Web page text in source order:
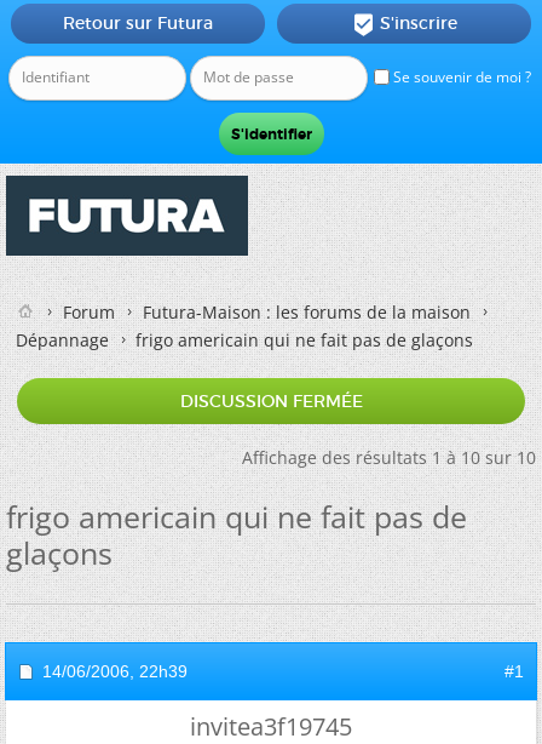
Se souvenir de moi ?
Retour sur Futura  S'inscrire
Forum
Futura-Maison : les forums de la maison
Dépannage
frigo americain qui ne fait pas de glaçons
DISCUSSION FERMÉE
Affichage des résultats 1 à 10 sur 10
frigo americain qui ne fait pas de
glaçons
14/06/2006, 22h39 #1
invitea3f19745